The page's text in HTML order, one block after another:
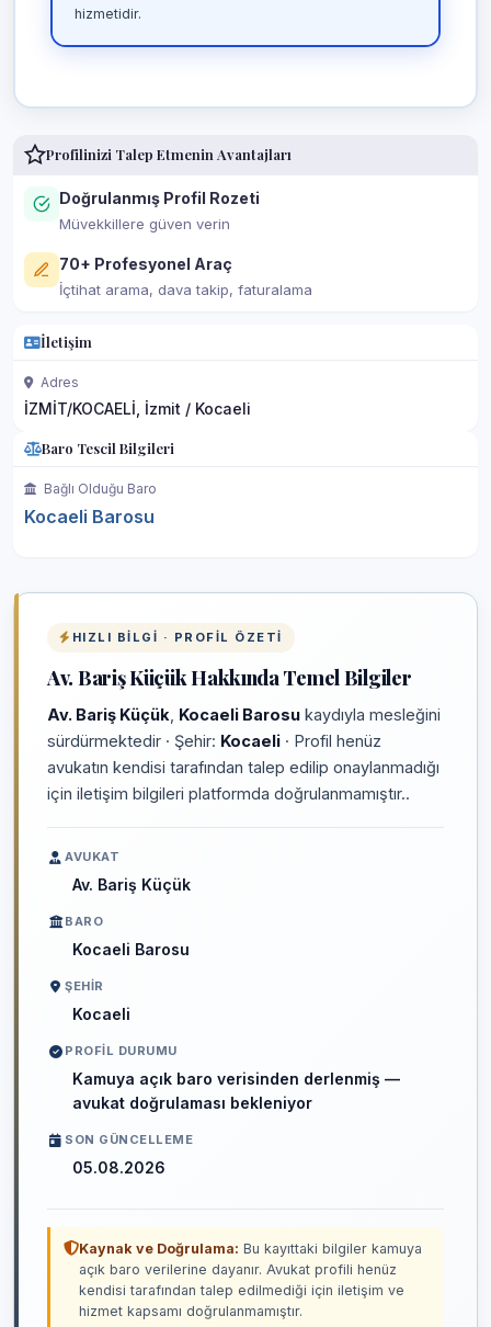
hizmetidir.
Profilinizi Talep Etmenin Avantajları
Doğrulanmış Profil Rozeti
Müvekkillere güven verin
70+ Profesyonel Araç
İçtihat arama, dava takip, faturalama
İletişim
Adres
İZMİT/KOCAELİ, İzmit / Kocaeli
Baro Tescil Bilgileri
Bağlı Olduğu Baro
Kocaeli Barosu
HIZLI BILGI · PROFIL ÖZETI
Av. Bariş Küçük Hakkında Temel Bilgiler
Av. Bariş Küçük Kocaeli Barosu kaydıyla mesleğini
sürdürmektedir · Şehir: Kocaeli · Profil henüz
avukatın kendisi tarafından talep edilip onaylanmadığı
için iletişim bilgileri platformda doğrulanmamıştır..
AVUKAT
Av. Bariş Küçük
BARO
Kocaeli Barosu
ŞEHIR
Kocaeli
PROFIL DURUMU
Kamuya açık baro verisinden derlenmiş —
avukat doğrulaması bekleniyor
SON GÜNCELLEME
05.08.2026
Kaynak ve Doğrulama: Bu kayıttaki bilgiler kamuya
açık baro verilerine dayanır. Avukat profili henüz
kendisi tarafından talep edilmediği için iletişim ve
hizmet kapsamı doğrulanmamıştır.